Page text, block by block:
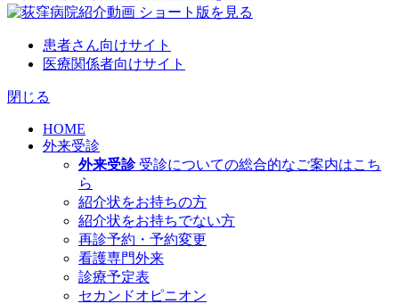
患者さん向けサイト
医療関係者向けサイト
閉じる
HOME
外来受診
外来受診 受診についての総合的なご案内はこち
ら
紹介状をお持ちの方
紹介状をお持ちでない方
再診予約・予約変更
看護専門外来
診療予定表
セカンドオピニオン